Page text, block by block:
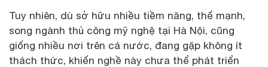
Tuy nhiên, dù sở hữu nhiều tiềm năng, thế mạnh,
song ngành thủ công mỹ nghệ tại Hà Nội, cũng
giống nhiều nơi trên cả nước, đang gặp không ít
thách thức, khiến nghề này chưa thể phát triển